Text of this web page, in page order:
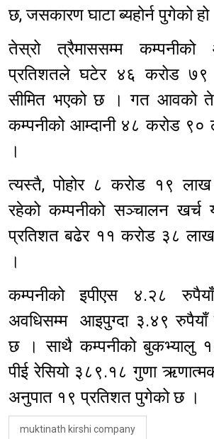
छ, जसकारण घाटा ब्यहोर्न पुगेको
तेस्रो त्रैमाससम्म कम्पनीको
प्रतिशतले घटेर ४६ करोड
सीमित भएको छ । गत आवको
कम्पनीको आम्दानी ४८ करोड ९०
।
त्यस्तै, पोहोर ८ करोड १९ लाख
रहेको कम्पनीको सञ्चालन खर्च
प्रतिशत बढेर ११ करोड ३८
।
कम्पनीको इपीएस ४.२८
अवधिसम्म आइपुग्दा ३.४९
छ । साथै कम्पनीको बुकभ्यालु
पीई रेसियो ३८९.१८ गुणा
अनुपात १९ प्रतिशत पुगेको छ ।
muktinath kirshi company